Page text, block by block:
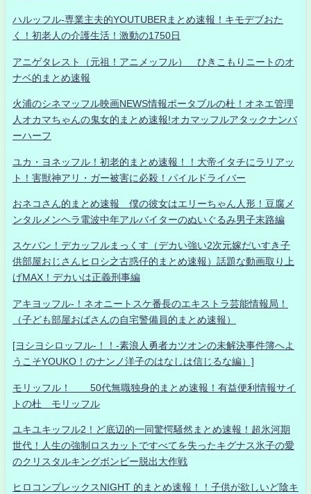
ハルッフル-専業主夫的YOUTUBERまとめ速報！キモデブおた
く！初老人の介護生活！激動の1750日
アニゲタレスト（元祖！アニメッフル） ひきこもりニートのオ
ナベ的まとめ速報
火浦のシネマッフル映画NEWS情報ポータブルの杜！オネエ管理
人オカマちゃんの鬼女的まとめ速報!オカマッフルアタックナンバ
ーハーフ
ユカ・ヨネッフル！初老的まとめ速報！！大帝イタチにラリアッ
ト！害獣神アリ・ガー被害に必殺！パイルドライバー
おネコさん的まとめ速報 僕の彼女はエリーちゃん人形！豆腐メ
ンタルメンヘラ電波中年アルバイターのぬいぐるみ男子末路編
スケバン！デカッフルまっくす（デカい強い2次元嫁だいすき子
供部屋おじさんヒロシ之古惑仔的まとめ速報）話題な動画取り上
げMAX！デカいは正義刑事編
アキヨッフル-！ネオニートスケ番長のエキストラ芸能情報局！
（子ども部屋おばさんの自宅警備員的まとめ速報）
[ヨシヨシロッフル-！！-素浪人勇者カツオンの未解決事件簿へよ
うこそYOUKO！のナンノ洋子のはなしは信じるな編）]
モリッフル！ 50代無職独身的まとめ速報！有益便利情報サイ
トの杜 モリッフル
ユキユキッフル2！ど底辺的一同驚愕騒然まとめ速報！超氷河期
世代！人生の強制ロスカットですべてを失ったキグナス氷子の愛
のクリスタルキングボンビー脱出大作戦
ヒロコンプレックスNIGHT 的まとめ速報！！子供が欲しいど陰キ